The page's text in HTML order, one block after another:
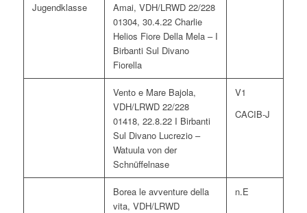
Jugendklasse
Amai, VDH/LRWD 22/228
01304, 30.4.22 Charlie
Helios Fiore Della Mela – I
Birbanti Sul Divano
Fiorella
Vento e Mare Bajola,
VDH/LRWD 22/228
01418, 22.8.22 I Birbanti
Sul Divano Lucrezio –
Watuula von der
Schnüffelnase
V1
CACIB-J
Borea le avventure della
vita, VDH/LRWD
n.E